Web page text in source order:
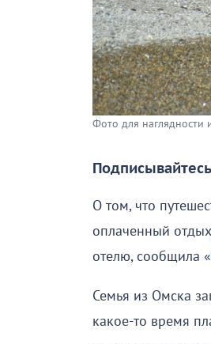
Фото для наглядности
О том, что
оплаченный
отелю, сообщила «
Семья из Омска
какое-то время